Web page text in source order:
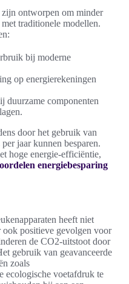
ontworpen om minder
traditionele modellen.
bij moderne
op energierekeningen
duurzame componenten
door het gebruik van
jaar kunnen besparen.
hoge energie-efficiëntie,
energiebesparing
heeft niet
positieve gevolgen voor
de CO2-uitstoot door
gebruik van geavanceerde
zoals
ecologische voetafdruk te